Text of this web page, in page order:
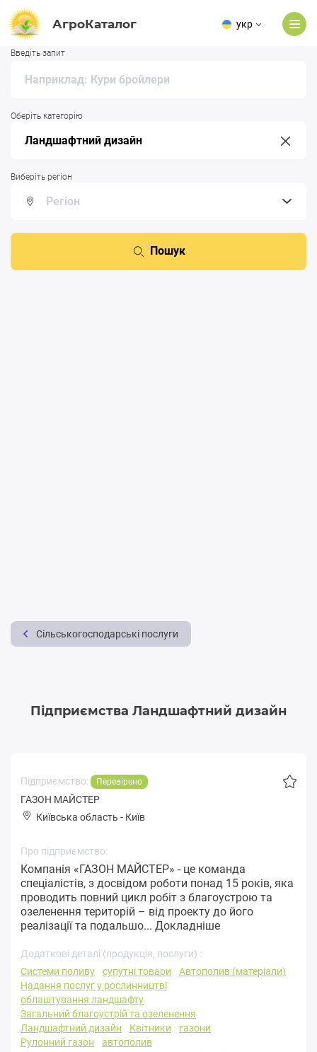
АгроКаталог укр
Введіть запит
Оберіть категорію
Виберіть регіон
Пошук
Сільськогосподарські послуги
Підприємства Ландшафтний дизайн
Підприємство: Перевірено
ГАЗОН МАЙСТЕР
Київська область - Київ
Про підприємство:
Компанія «ГАЗОН МАЙСТЕР» - це команда
спеціалістів, з досвідом роботи понад 15 років, яка
проводить повний цикл робіт з благоустрою та
озеленення територій – від проекту до його
реалізації та подальшо... Докладніше
Додаткові деталі (продукція, послуги) :
Системи поливу
супутні товари
Автополив (матеріали)
Надання послуг у рослинництві
облаштування ландшафту
Загальний благоустрій та озеленення
Ландшафтний дизайн
Квітники
газони
Рулонний газон
автополив